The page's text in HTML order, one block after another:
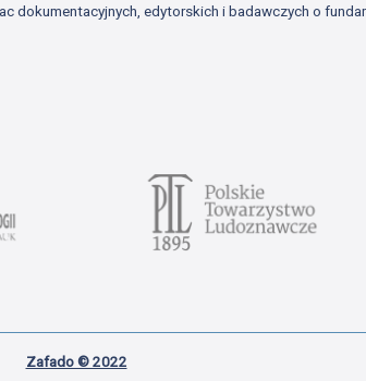
dokumentacyjnych, edytorskich i badawczych o
Zafado © 2022